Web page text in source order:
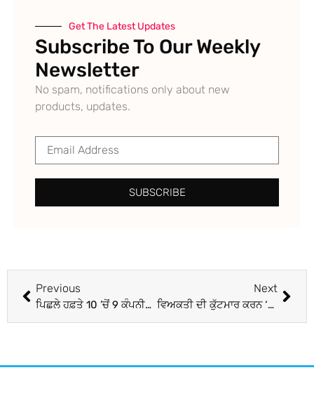
Get The Latest Updates
Subscribe To Our Weekly
Newsletter
No spam, notifications only about new
products, updates.
SUBSCRIBE
Previous
ਪਿਛਲੇ ਹਫ਼ਤੇ 10 ’ਚੋਂ 9 ਕੰਪਨੀਆਂ ਦਾ ਸੰਯੁਕਤ MCap 1.30 ਲੱਖ ਕਰੋੜ ਰੁਪਏ ਤੋਂ ਪਾਰ, Bharti Airtel ਦੇ MCap ’ਚ ਸਭ ਤੋਂ ਵੱਧ ਵਾਧਾ
Next
ਵਿਅਕਤੀ ਦੀ ਕੁੱਟਮਾਰ ਕਰਨ ‘ਤੇ ਮਾਮਲਾ ਦਰਜ